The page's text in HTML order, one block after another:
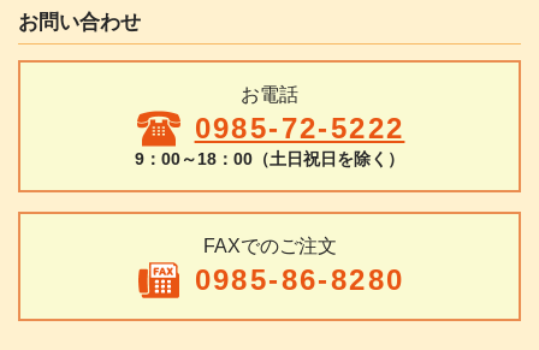
お問い合わせ
お電話
0985-72-5222
9：00～18：00（土日祝日を除く）
FAXでのご注文
0985-86-8280